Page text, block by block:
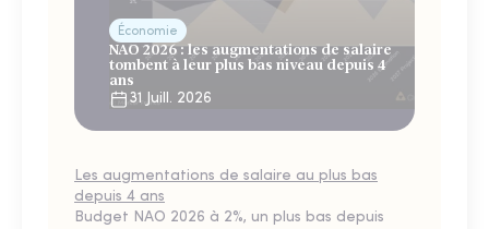
Économie
NAO 2026 : les augmentations de salaire
tombent à leur plus bas niveau depuis 4
ans
31 Juill. 2026
Les augmentations de salaire au plus bas
depuis 4 ans
Budget NAO 2026 à 2%, un plus bas depuis